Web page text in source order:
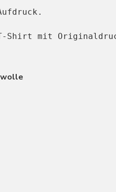
T-Shirt mit